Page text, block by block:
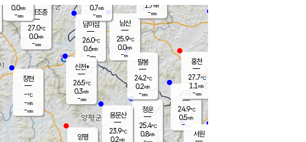
남이섬
26.0℃
0.6m/s
-mm
남산
25.9℃
0.0m/s
-mm
청운
25.4℃
0.8m/s
팔봉
24.2℃
0.2m/s
-mm
0.7m/s
-mm
가평조종
27.0℃
0.0m/s
-mm
신천*
26.5℃
0.3m/s
-mm
창현
-℃
-m/s
-mm
0.0m/s
-mm
시동
24.9℃
0.5m/s
- mm
서원
용문산
23.9℃
0.2m/s
홍천
27.7℃
1.1 m/s
-mm
양평
1.7 m/s
-mm